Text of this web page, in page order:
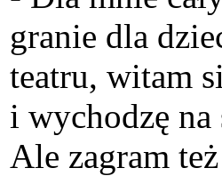
granie dla
teatru, witam
i wychodzę na
Ale zagram